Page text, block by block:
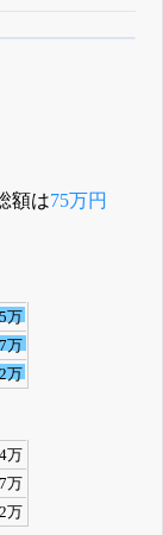
額は75万円
万
万
万
万
万
万